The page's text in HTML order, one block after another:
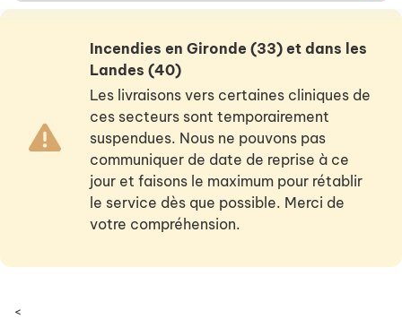
Incendies en Gironde (33) et dans les
Landes (40)
Les livraisons vers certaines cliniques de
ces secteurs sont temporairement
suspendues. Nous ne pouvons pas
communiquer de date de reprise à ce
jour et faisons le maximum pour rétablir
le service dès que possible. Merci de
votre compréhension.
<